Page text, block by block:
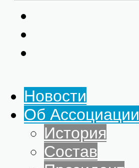
Новости
Об Ассоциации
История
Состав